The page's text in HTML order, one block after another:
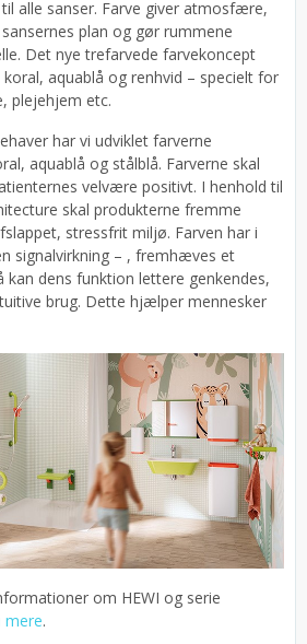
alle sanser. Farve giver atmosfære,
plan og gør rummene
Det nye trefarvede farvekoncept
aquablå og renhvid – specielt for
plejehjem etc.
har vi udviklet farverne
aquablå og stålblå. Farverne skal
velvære positivt. I henhold til
skal produkterne fremme
stressfrit miljø. Farven har i
signalvirkning – , fremhæves et
kan dens funktion lettere genkendes,
brug. Dette hjælper mennesker
om HEWI og serie
mere.